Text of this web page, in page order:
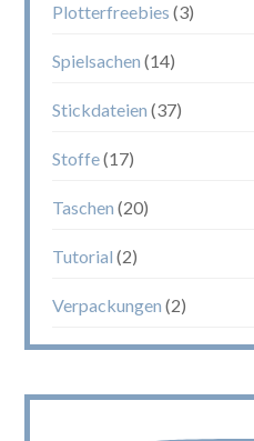
Plotterfreebies (3)
Spielsachen (14)
Stickdateien (37)
Stoffe(17)
Taschen (20)
Tutorial (2)
Verpackungen (2)